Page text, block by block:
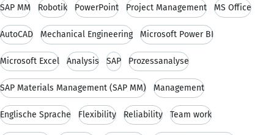
SAP MM Robotik PowerPoint Project Management MS Office
AutoCAD Mechanical Engineering Microsoft Power BI
Microsoft Excel Analysis SAP Prozessanalyse
SAP Materials Management (SAP MM) Management
Englische Sprache Flexibility Reliability Team work